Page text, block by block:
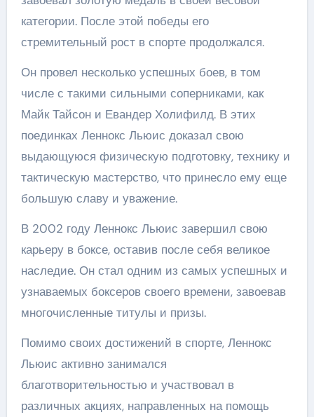
категории. После этой победы его
стремительный рост в спорте продолжался.
Он провел несколько успешных боев, в том
числе с такими сильными соперниками, как
Майк Тайсон и Евандер Холифилд. В этих
поединках Леннокс Льюис доказал свою
выдающуюся физическую подготовку, технику и
тактическую мастерство, что принесло ему еще
большую славу и уважение.
В 2002 году Леннокс Льюис завершил свою
карьеру в боксе, оставив после себя великое
наследие. Он стал одним из самых успешных и
узнаваемых боксеров своего времени, завоевав
многочисленные титулы и призы.
Помимо своих достижений в спорте, Леннокс
Льюис активно занимался
благотворительностью и участвовал в
различных акциях, направленных на помощь